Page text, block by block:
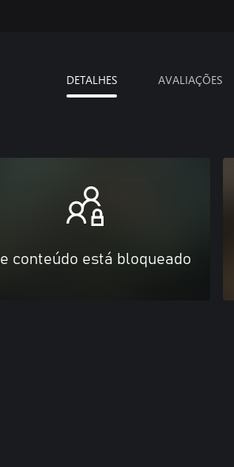
DETALHES AVALIAÇÕES
conteúdo está bloqueado